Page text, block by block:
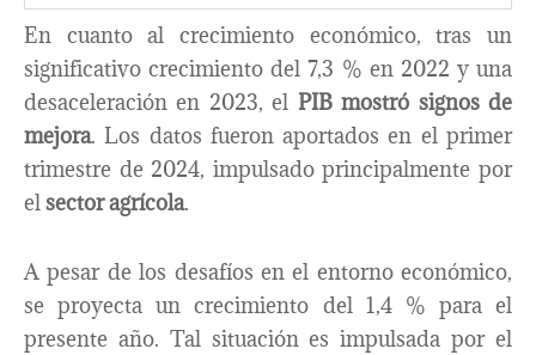
En cuanto al crecimiento económico, tras un
significativo crecimiento del 7,3 % en 2022 y una
desaceleración en 2023, el PIB mostró signos de
mejora. Los datos fueron aportados en el primer
trimestre de 2024, impulsado principalmente por
elsector agrícola.
A pesar de los desafíos en el entorno económico,
se proyecta un crecimiento del 1,4 % para el
presente año. Tal situación es impulsada por el